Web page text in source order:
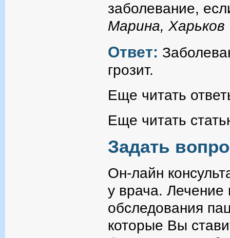
заболевание,
Марина, Харьков
Ответ:
грозит.
Еще читать
Еще читать
Задать
Он-лайн
у врача. Лечение
обследования
которые Вы